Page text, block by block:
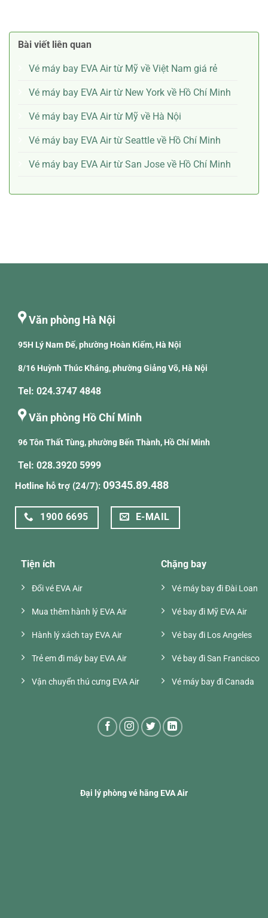
Bài viết liên quan
Vé máy bay EVA Air từ Mỹ về Việt Nam giá rẻ
Vé máy bay EVA Air từ New York về Hồ Chí Minh
Vé máy bay EVA Air từ Mỹ về Hà Nội
Vé máy bay EVA Air từ Seattle về Hồ Chí Minh
Vé máy bay EVA Air từ San Jose về Hồ Chí Minh
Văn phòng Hà Nội
95H Lý Nam Đế, phường Hoàn Kiếm, Hà Nội
8/16 Huỳnh Thúc Kháng, phường Giảng Võ, Hà Nội
Tel: 024.3747 4848
Văn phòng Hồ Chí Minh
96 Tôn Thất Tùng, phường Bến Thành, Hồ Chí Minh
Tel: 028.3920 5999
Hotline hỗ trợ (24/7): 09345.89.488
1900 6695 E-MAIL
Tiện ích
Đổi vé EVA Air
Mua thêm hành lý EVA Air
Hành lý xách tay EVA Air
Trẻ em đi máy bay EVA Air
Vận chuyển thú cưng EVA Air
Chặng bay
Vé máy bay đi Đài Loan
Vé bay đi Mỹ EVA Air
Vé bay đi Los Angeles
Vé bay đi San Francisco
Vé máy bay đi Canada
Đại lý phòng vé hãng EVA Air